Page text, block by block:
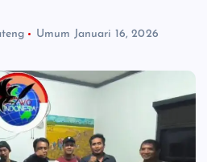
Umum Januari 16, 2026